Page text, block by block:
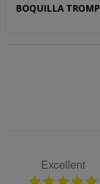
BOQUILLA
Excellent
Bon tracte, molta rapidesa en la